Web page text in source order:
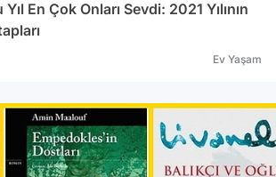
En Çok Onları Sevdi: 2021 Yılının
Ev Yaşam